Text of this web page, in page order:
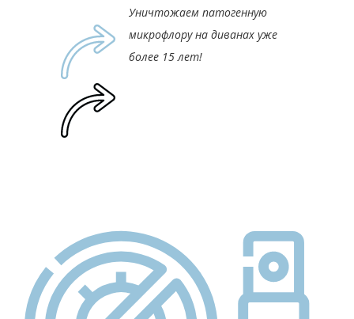
Уничтожаем патогенную
микрофлору на диванах уже
более 15 лет!